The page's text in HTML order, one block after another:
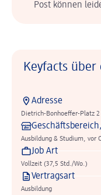
Post können
Keyfacts
Adresse
Dietrich-Bonhoeffer-Platz
Ausbildung & Studium, vor
Job Art
Vollzeit (37,5 Std./Wo.)
Vertragsart
Ausbildung